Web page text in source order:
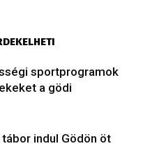
sportprogramok
a gödi
indul Gödön öt